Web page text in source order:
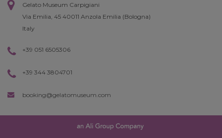
Gelato Museum Carpigiani
Via Emilia, 45 40011 Anzola Emilia (Bologna)
Italy
+39 051 6505306
+39 344 3804701
booking@gelatomuseum.com